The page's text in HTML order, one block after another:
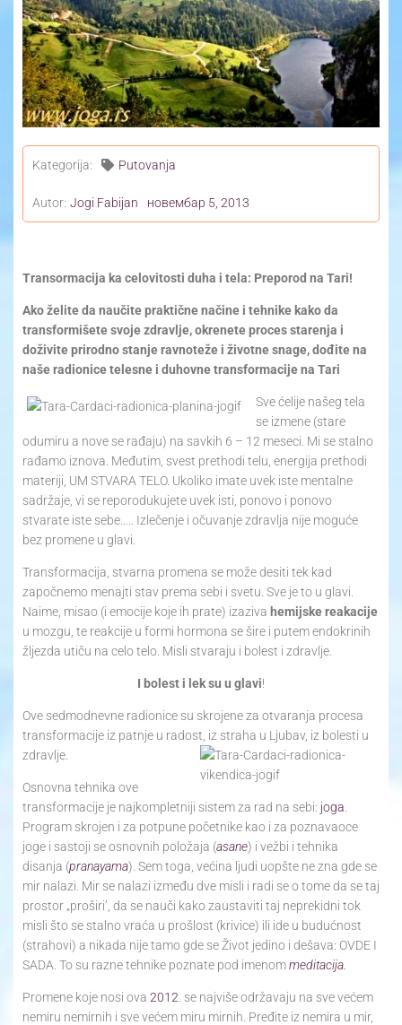
Yoga Travel
Blog
Joga
Kontakt
Kategorija: Putovanja
Autor: Jogi Fabijan новембар 5, 2013
Transormacija ka celovitosti duha i tela: Preporod na Tari!
Ako želite da naučite praktične načine i tehnike kako da
transformišete svoje zdravlje, okrenete proces starenja i
doživite prirodno stanje ravnoteže i životne snage, dođite na
naše radionice telesne i duhovne transformacije na Tari
Sve ćelije našeg tela
se izmene (stare
odumiru a nove se rađaju) na savkih 6 – 12 meseci. Mi se stalno
rađamo iznova. Međutim, svest prethodi telu, energija prethodi
materiji, UM STVARA TELO. Ukoliko imate uvek iste mentalne
sadržaje, vi se reporodukujete uvek isti, ponovo i ponovo
stvarate iste sebe….. Izlečenje i očuvanje zdravlja nije moguće
bez promene u glavi.
Transformacija, stvarna promena se može desiti tek kad
započnemo menajti stav prema sebi i svetu. Sve je to u glavi.
Naime, misao (i emocije koje ih prate) izaziva hemijske reakacije
u mozgu, te reakcije u formi hormona se šire i putem endokrinih
žljezda utiču na celo telo. Misli stvaraju i bolest i zdravlje.
I bolest i lek su u glavi!
Ove sedmodnevne radionice su skrojene za otvaranja procesa
transformacije iz patnje u radost, iz straha u Ljubav, iz bolesti u
zdravlje.
Osnovna tehnika ove
transformacije je najkompletniji sistem za rad na sebi: joga
Program skrojen i za potpune početnike kao i za poznavaoce
joge i sastoji se osnovnih položaja (asane) i vežbi i tehnika
disanja (pranayama). Sem toga, većina ljudi uopšte ne zna gde se
mir nalazi. Mir se nalazi između dve misli i radi se o tome da se taj
prostor „proširi’, da se nauči kako zaustaviti taj neprekidni tok
misli što se stalno vraća u prošlost (krivice) ili ide u budućnost
(strahovi) a nikada nije tamo gde se Život jedino i dešava: OVDE I
SADA. To su razne tehnike poznate pod imenommeditacija.
Promene koje nosi ova 2012 . se najviše održavaju na sve većem
nemiru nemirnih i sve većem miru mirnih. Pređite iz nemira u mir,